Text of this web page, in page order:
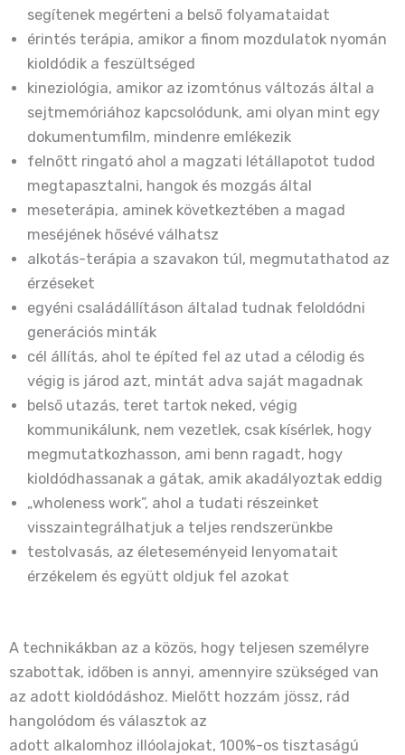
segítenek megérteni a belső folyamataidat
érintés terápia, amikor a finom mozdulatok nyomán
kioldódik a feszültséged
kineziológia, amikor az izomtónus változás által a
sejtmemóriához kapcsolódunk, ami olyan mint egy
dokumentumfilm, mindenre emlékezik
felnőtt ringató ahol a magzati létállapotot tudod
megtapasztalni, hangok és mozgás által
meseterápia, aminek következtében a magad
meséjének hősévé válhatsz
alkotás-terápia a szavakon túl, megmutathatod az
érzéseket
egyéni családállításon általad tudnak feloldódni
generációs minták
cél állítás, ahol te építed fel az utad a célodig és
végig is járod azt, mintát adva saját magadnak
belső utazás, teret tartok neked, végig
kommunikálunk, nem vezetlek, csak kísérlek, hogy
megmutatkozhasson, ami benn ragadt, hogy
kioldódhassanak a gátak, amik akadályoztak eddig
„wholeness work”, ahol a tudati részeinket
visszaintegrálhatjuk a teljes rendszerünkbe
testolvasás, az életeseményeid lenyomatait
érzékelem és együtt oldjuk fel azokat
A technikákban az a közös, hogy teljesen személyre
szabottak, időben is annyi, amennyire szükséged van
az adott kioldódáshoz. Mielőtt hozzám jössz, rád
hangolódom és választok az
adott alkalomhoz illóolajokat, 100%-os tisztaságú